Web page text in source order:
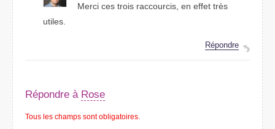
Merci ces trois raccourcis, en effet très
utiles.
Répondre
Répondre à Rose
Tous les champs sont obligatoires.